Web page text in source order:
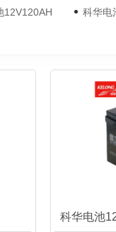
12V120AH
科华电
科华电池